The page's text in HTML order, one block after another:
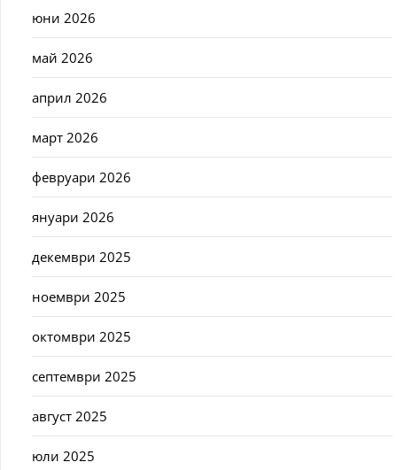
юни 2026
май 2026
април 2026
март 2026
февруари 2026
януари 2026
декември 2025
ноември 2025
октомври 2025
септември 2025
август 2025
юли 2025